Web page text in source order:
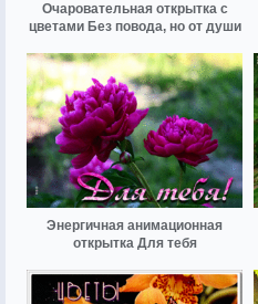
Очаровательная открытка с
цветами Без повода, но от души
Энергичная анимационная
открытка Для тебя